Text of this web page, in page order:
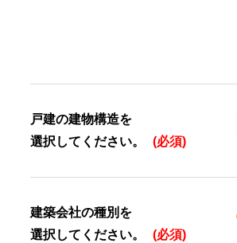
戸建の建物構造を
選択してください。
(必須)
建築会社の種別を
選択してください。
(必須)